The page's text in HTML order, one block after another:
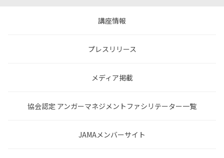
講座情報
プレスリリース
メディア掲載
協会認定 アンガーマネジメントファシリテーター一覧
JAMAメンバーサイト